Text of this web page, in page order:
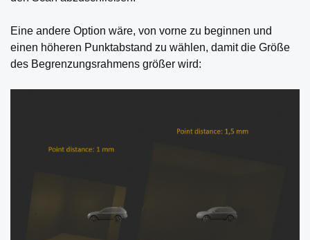
Eine andere Option wäre, von vorne zu beginnen und
einen höheren Punktabstand zu wählen, damit die Größe
des Begrenzungsrahmens größer wird: